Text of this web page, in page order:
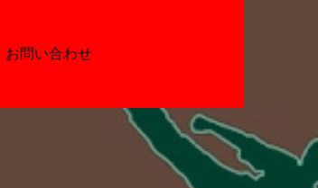
お問い合わせ